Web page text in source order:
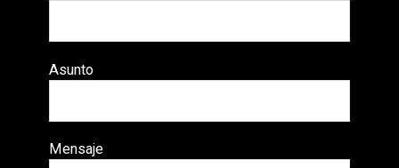
Asunto
Mensaje